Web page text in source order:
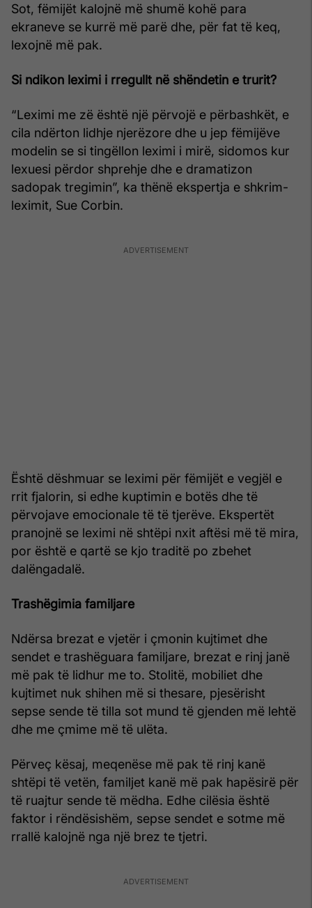
Sot, fëmijët kalojnë më shumë kohë para
ekraneve se kurrë më parë dhe, për fat të keq,
lexojnë më pak.
Si ndikon leximi i rregullt në shëndetin e trurit?
“Leximi me zë është një përvojë e përbashkët, e
cila ndërton lidhje njerëzore dhe u jep fëmijëve
modelin se si tingëllon leximi i mirë, sidomos kur
lexuesi përdor shprehje dhe e dramatizon
sadopak tregimin”, ka thënë ekspertja e shkrim-
leximit, Sue Corbin.
Është dëshmuar se leximi për fëmijët e vegjël e
rrit fjalorin, si edhe kuptimin e botës dhe të
përvojave emocionale të të tjerëve. Ekspertët
pranojnë se leximi në shtëpi nxit aftësi më të mira,
por është e qartë se kjo traditë po zbehet
dalëngadalë.
Trashëgimia familjare
Ndërsa brezat e vjetër i çmonin kujtimet dhe
sendet e trashëguara familjare, brezat e rinj janë
më pak të lidhur me to. Stolitë, mobiliet dhe
kujtimet nuk shihen më si thesare, pjesërisht
sepse sende të tilla sot mund të gjenden më lehtë
dhe me çmime më të ulëta.
Përveç kësaj, meqenëse më pak të rinj kanë
shtëpi të vetën, familjet kanë më pak hapësirë për
të ruajtur sende të mëdha. Edhe cilësia është
faktor i rëndësishëm, sepse sendet e sotme më
rrallë kalojnë nga një brez te tjetri.